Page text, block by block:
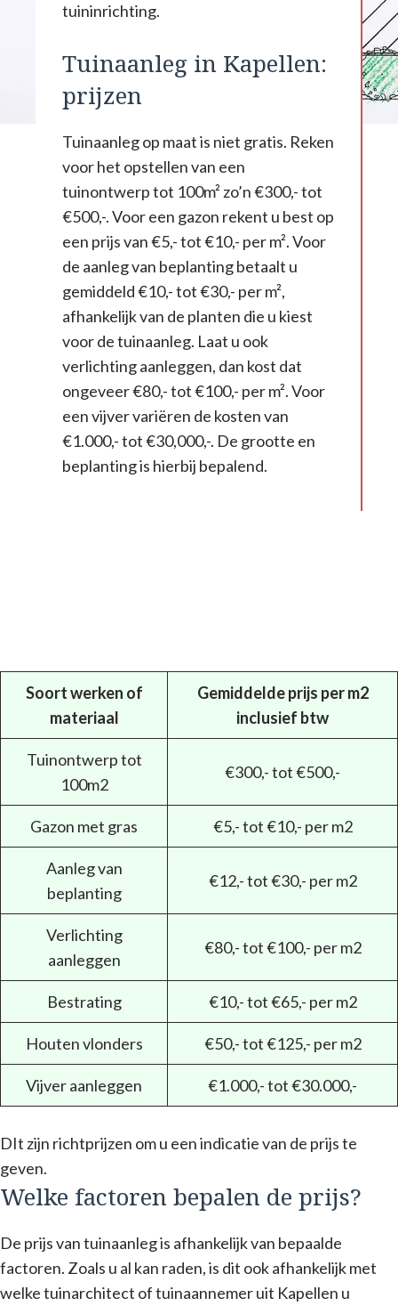
tuininrichting.
Tuinaanleg in Kapellen:
prijzen
Tuinaanleg op maat is niet gratis. Reken
voor het opstellen van een
tuinontwerp tot 100m² zo’n €300,- tot
€500,-. Voor een gazon rekent u best op
een prijs van €5,- tot €10,- per m². Voor
de aanleg van beplanting betaalt u
gemiddeld €10,- tot €30,- per m²,
afhankelijk van de planten die u kiest
voor de tuinaanleg. Laat u ook
verlichting aanleggen, dan kost dat
ongeveer €80,- tot €100,- per m². Voor
een vijver variëren de kosten van
€1.000,- tot €30,000,-. De grootte en
beplanting is hierbij bepalend.
Soort werken of
materiaal
Gemiddelde prijs per m2
inclusief btw
Tuinontwerp tot
100m2
€300,- tot €500,-
Gazon met gras €5,- tot €10,- per m2
Aanleg van
beplanting
€12,- tot €30,- per m2
Verlichting
aanleggen
€80,- tot €100,- per m2
Bestrating €10,- tot €65,- per m2
Houten vlonders €50,- tot €125,- per m2
Vijver aanleggen €1.000,- tot €30.000,-
DIt zijn richtprijzen om u een indicatie van de prijs te
geven.
Welke factoren bepalen de prijs?
De prijs van tuinaanleg is afhankelijk van bepaalde
factoren. Zoals u al kan raden, is dit ook afhankelijk met
welke tuinarchitect of tuinaannemer uit Kapellen u